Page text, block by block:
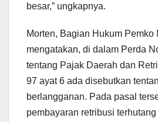
besar,” ungkapnya.
Morten, Bagian Hukum Pemko
mengatakan, di dalam Perda
tentang Pajak Daerah dan
97 ayat 6 ada disebutkan
berlangganan. Pada pasal
pembayaran retribusi